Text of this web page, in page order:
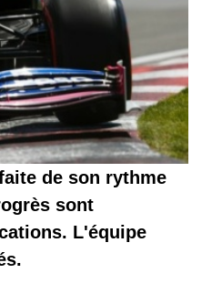
de son rythme
sont
L'équipe